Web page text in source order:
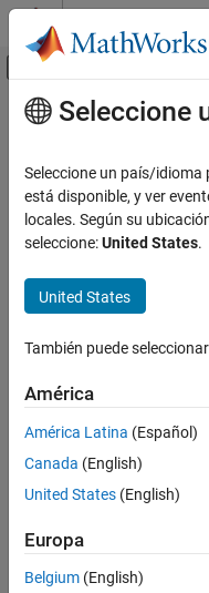
Saltar al contenido
Mostrar/
Recurso
Contenido principal
Seleccione
Seleccione un país/
está disponible, y ver
locales. Según su
seleccione:United States.
United States
También puede
América
América Latina (Español)
Canada (English)
United States (English)
Europa
Belgium (English)
Centro de confianza